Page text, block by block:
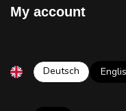
My account
Deutsch